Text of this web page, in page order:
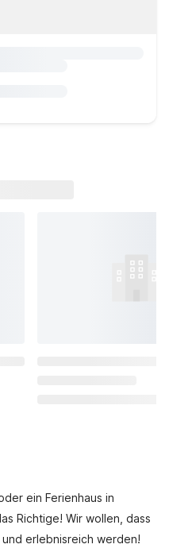
ein Ferienhaus in
Richtige! Wir wollen, dass
erlebnisreich werden!